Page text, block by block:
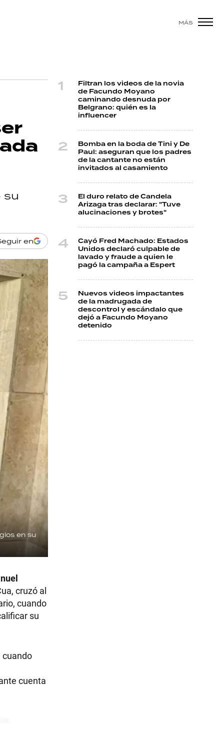
MÁS
su
en
en su
cruzó al
cuando
su
cuando
cuenta
Filtran los videos de la novia
de Facundo Moyano
caminando desnuda por
Belgrano: quién es la
influencer
Bomba en la boda de Tini y De
Paul: aseguran que los padres
de la cantante no están
invitados al casamiento
El duro relato de Candela
Arizaga tras declarar: "Tuve
alucinaciones y brotes"
Cayó Fred Machado: Estados
Unidos declaró culpable de
lavado y fraude a quien le
pagó la campaña a Espert
Nuevos videos impactantes
de la madrugada de
descontrol y escándalo que
dejó a Facundo Moyano
detenido